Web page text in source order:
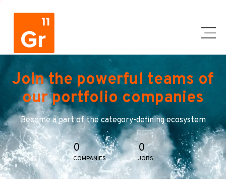
Join the powerful teams of
our portfolio companies
Become a part of the category-defining ecosystem
0
COMPANIES
0
JOBS